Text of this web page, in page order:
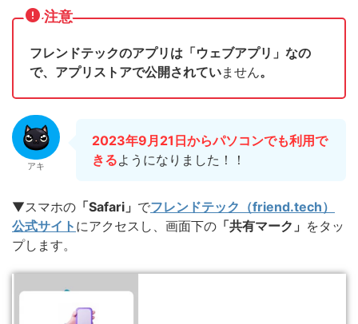
注意
フレンドテックのアプリは「ウェブアプリ」なの
で、 アプリストアで公開されていません。
アキ
2023年9月21日からパソコンでも利用で
きるようになりました！！
▼スマホの 「Safari」 でフレンドテック（friend.tech）
公式サイト にアクセスし、画面下の 「共有マーク」 をタッ
プします。